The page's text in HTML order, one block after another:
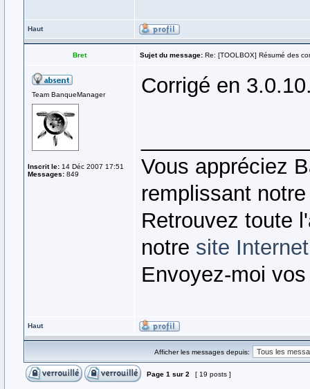
Haut
Bret Sujet du message: Re: [TOOLBOX] Résumé des
Team BanqueManager
Inscrit le: 14 Déc 2007 17:51
Messages: 849
Corrigé en
Vous appréciez
remplissant
Retrouvez toute
notre site Internet
Envoyez-moi
Haut
Afficher les messages depuis:
Page 1 sur 2 [ 19 posts ]